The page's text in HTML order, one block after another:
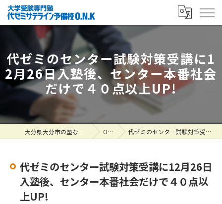
代ゼミのセンター試験対策受講に1
2月26日入塾後、センター本番社会
だけで４０点以上UP!
大分県大分市の塾なら大学受験専門塾 代ゼミサテライン予備校O.N.K ONK掲示板 代ゼミのセンター試験対策受講に12月26日入塾後、センター本番社会だけで４０点以上UP!
代ゼミのセンター試験対策受講に12月26日
入塾後、センター本番社会だけで４０点以
上UP!